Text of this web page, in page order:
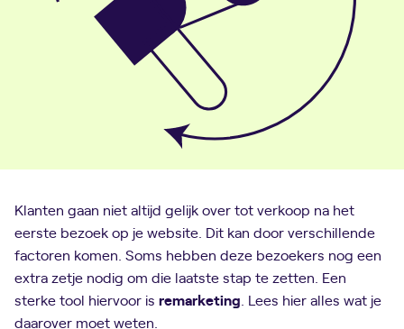
Klanten gaan niet altijd gelijk over tot verkoop na het
eerste bezoek op je website. Dit kan door verschillende
factoren komen. Soms hebben deze bezoekers nog een
extra zetje nodig om die laatste stap te zetten. Een
sterke tool hiervoor is remarketing . Lees hier alles wat je
daarover moet weten.